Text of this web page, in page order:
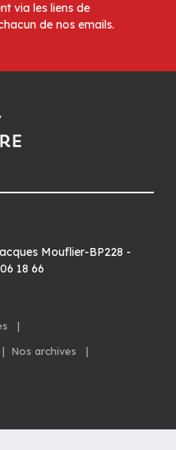
via les liens de
de nos emails.
Mouflier-BP228 -
18 66
|
| Nos archives
|